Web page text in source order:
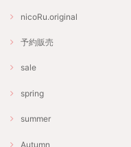
nicoRu.original
予約販売
sale
spring
summer
Autumn